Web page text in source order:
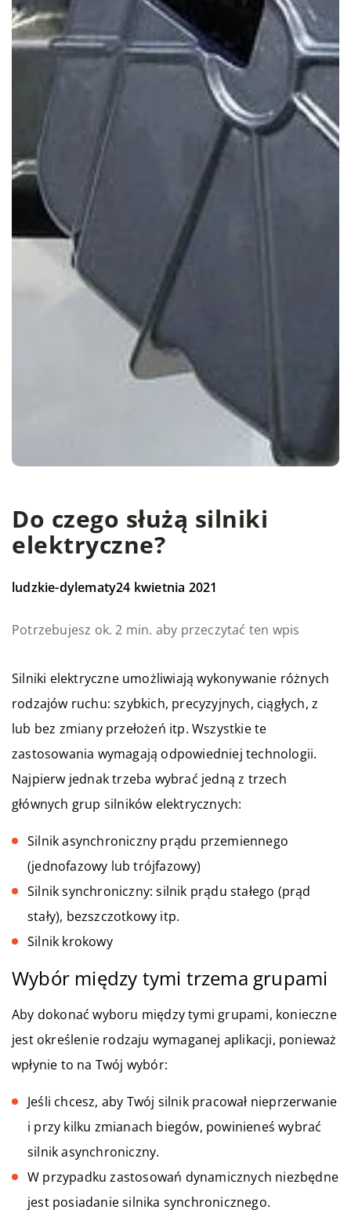
Do czego służą silniki
elektryczne?
ludzkie-dylematy24 kwietnia 2021
Potrzebujesz ok. 2 min. aby przeczytać ten wpis
Silniki elektryczne umożliwiają wykonywanie różnych
rodzajów ruchu: szybkich, precyzyjnych, ciągłych, z
lub bez zmiany przełożeń itp. Wszystkie te
zastosowania wymagają odpowiedniej technologii.
Najpierw jednak trzeba wybrać jedną z trzech
głównych grup silników elektrycznych:
Silnik asynchroniczny prądu przemiennego
(jednofazowy lub trójfazowy)
Silnik synchroniczny: silnik prądu stałego (prąd
stały), bezszczotkowy itp.
Silnik krokowy
Wybór między tymi trzema grupami
Aby dokonać wyboru między tymi grupami, konieczne
jest określenie rodzaju wymaganej aplikacji, ponieważ
wpłynie to na Twój wybór:
Jeśli chcesz, aby Twój silnik pracował nieprzerwanie
i przy kilku zmianach biegów, powinieneś wybrać
silnik asynchroniczny.
W przypadku zastosowań dynamicznych niezbędne
jest posiadanie silnika synchronicznego.